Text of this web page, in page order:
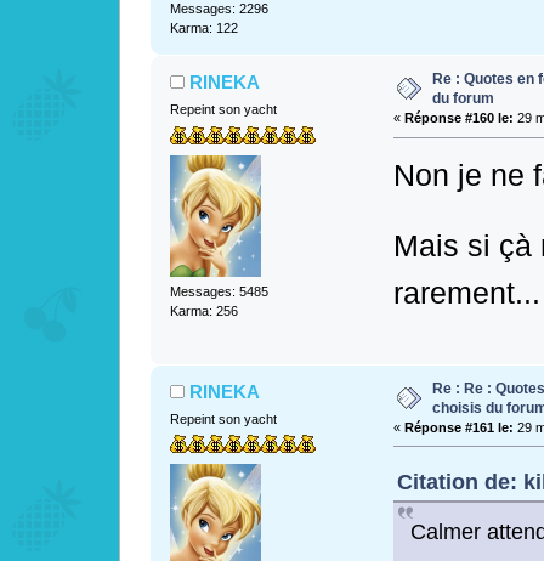
Messages: 2296
Karma: 122
RINEKA
Repeint son yacht
Messages: 5485
Karma: 256
Re : Quotes en
du forum
« Réponse #160 le: 29
Non je ne
Mais si çà
RINEKA
Repeint son yacht
Re : Re :
choisis du
« Réponse #161 le: 29
Citation de:
Calmer